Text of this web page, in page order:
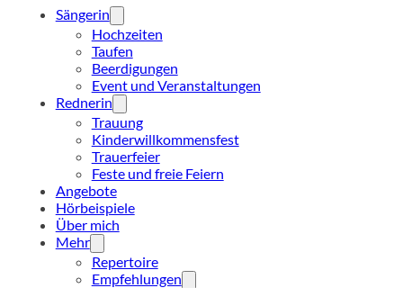
Sängerin
Hochzeiten
Taufen
Beerdigungen
Event und Veranstaltungen
Rednerin
Trauung
Kinderwillkommensfest
Trauerfeier
Feste und freie Feiern
Angebote
Hörbeispiele
Über mich
Mehr
Repertoire
Empfehlungen